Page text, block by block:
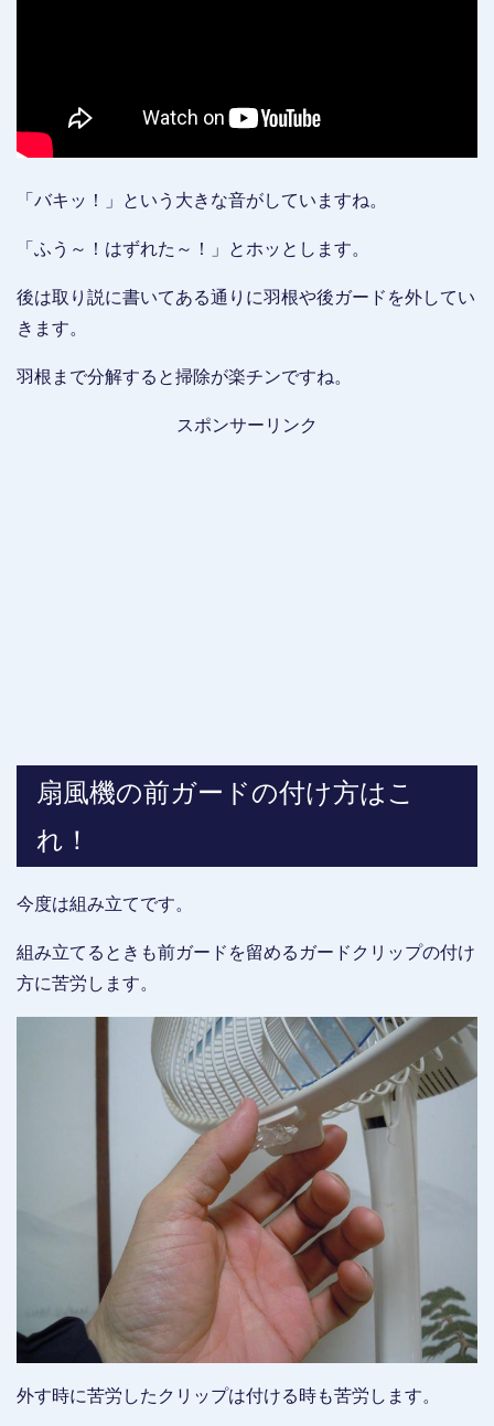
「バキッ！」という大きな音がしていますね。
「ふう～！はずれた～！」とホッとします。
後は取り説に書いてある通りに羽根や後ガードを外してい
きます。
羽根まで分解すると掃除が楽チンですね。
スポンサーリンク
扇風機の前ガードの付け方はこ
れ！
今度は組み立てです。
組み立てるときも前ガードを留めるガードクリップの付け
方に苦労します。
外す時に苦労したクリップは付ける時も苦労します。